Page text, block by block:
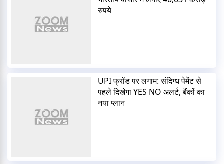
रुपये
UPI फ्रॉड पर लगाम: संदिग्ध पेमेंट से
पहले दिखेगा YES NO अलर्ट, बैंकों का
नया प्लान